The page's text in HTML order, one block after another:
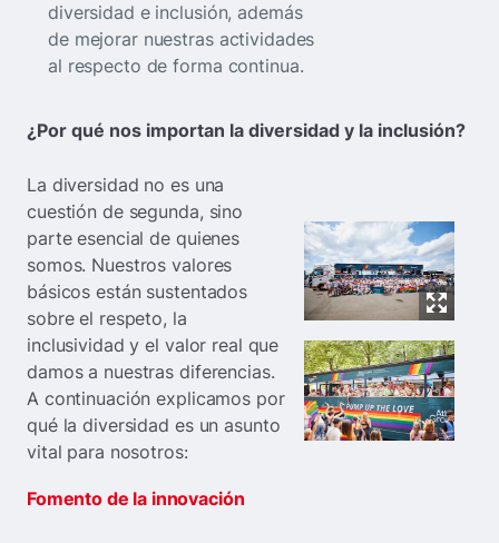
diversidad e inclusión, además
de mejorar nuestras actividades
al respecto de forma continua.
¿Por qué nos importan la diversidad y la inclusión?
La diversidad no es una
cuestión de segunda, sino
parte esencial de quienes
somos. Nuestros valores
básicos están sustentados
sobre el respeto, la
inclusividad y el valor real que
damos a nuestras diferencias.
A continuación explicamos por
qué la diversidad es un asunto
vital para nosotros:
Fomento de la innovación